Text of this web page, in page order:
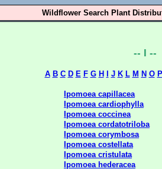
Wildflower Search Plant
-- I --
A B C D E F G H J K L M N O P
Ipomoea capillacea
Ipomoea cardiophylla
Ipomoea coccinea
Ipomoea cordatotriloba
Ipomoea corymbosa
Ipomoea costellata
Ipomoea cristulata
Ipomoea hederacea